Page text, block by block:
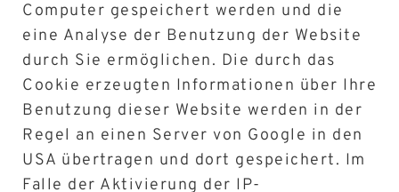
Computer gespeichert werden und die
eine Analyse der Benutzung der Website
durch Sie ermöglichen. Die durch das
Cookie erzeugten Informationen über Ihre
Benutzung dieser Website werden in der
Regel an einen Server von Google in den
USA übertragen und dort gespeichert. Im
Falle der Aktivierung der IP-